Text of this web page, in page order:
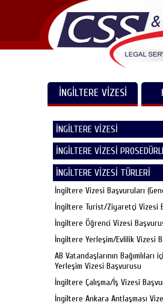
İNGİLTERE VİZESİ
İNGİLTERE VİZESİ
İNGİLTERE VİZESİ
İNGİLTERE VİZESİ TÜRLERİ
İngiltere Vizesi Başvuruları
İngiltere Turist/Ziyaretçi Vizesi
İngiltere Öğrenci Vizesi
İngiltere Yerleşim/Evlilik Vizesi
AB Vatandaşlarının Bağımlıları
Yerleşim Vizesi Başvurusu
İngiltere Çalışma/İş Vizesi
İngiltere Ankara Antlaşması